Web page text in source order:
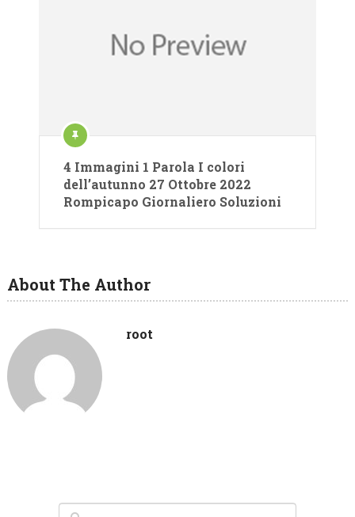
4 Immagini 1 Parola I colori
dell’autunno 27 Ottobre 2022
Rompicapo Giornaliero Soluzioni
About The Author
root